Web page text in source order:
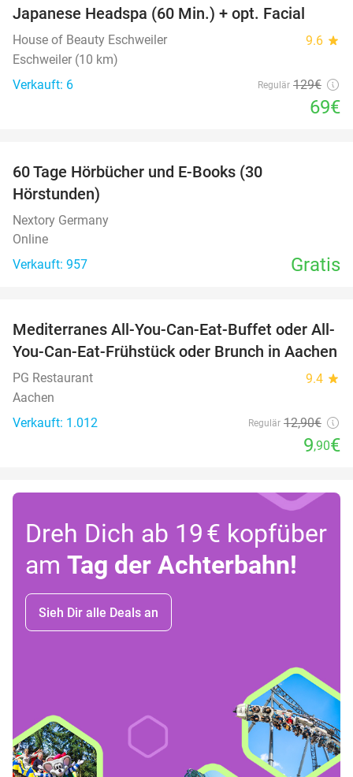
Japanese Headspa (60 Min.) + opt. Facial
House of Beauty Eschweiler 9.6 star
Eschweiler (10 km)
Verkauft: 6
Regulär 129€
69€
60 Tage Hörbücher und E-Books (30
Hörstunden)
Nextory Germany
Online
Verkauft: 957
Gratis
23%
Mediterranes All-You-Can-Eat-Buffet oder All-
You-Can-Eat-Frühstück oder Brunch in Aachen
PG Restaurant 9.4 star
Aachen
Verkauft: 1.012
Regulär 12,90€
9,90€
Dreh Dich ab 19 € kopfüber
am Tag der Achterbahn!
Sieh Dir alle Deals an